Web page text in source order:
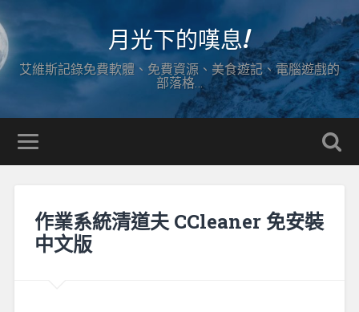
月光下的嘆息!
艾維斯記錄免費軟體、免費資源、美食遊記、電腦遊戲的
部落格…
作業系統清道夫 CCleaner 免安裝
中文版